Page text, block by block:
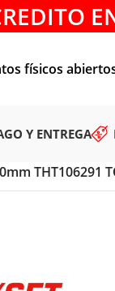
físicos
Y ENTREGA
THT106291